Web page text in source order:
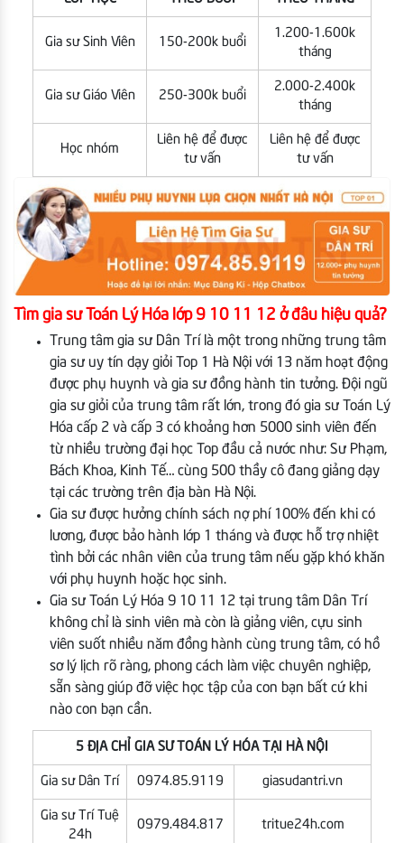
Gia sư Sinh Viên 150-200k buổi
1.200-1.600k
tháng
Gia sư Giáo Viên 250-300k buổi
2.000-2.400k
tháng
Học nhóm
Liên hệ để được
tư vấn
Liên hệ để được
tư vấn
Tìm gia sư Toán Lý Hóa lớp 9 10 11 12 ở đâu hiệu quả?
Trung tâm gia sư Dân Trí là một trong những trung tâm
gia sư uy tín dạy giỏi Top 1 Hà Nội với 13 năm hoạt động
được phụ huynh và gia sư đồng hành tin tưởng. Đội ngũ
gia sư giỏi của trung tâm rất lớn, trong đó gia sư Toán Lý
Hóa cấp 2 và cấp 3 có khoảng hơn 5000 sinh viên đến
từ nhiều trường đại học Top đầu cả nước như: Sư Phạm,
Bách Khoa, Kinh Tế… cùng 500 thầy cô đang giảng dạy
tại các trường trên địa bàn Hà Nội.
Gia sư được hưởng chính sách nợ phí 100% đến khi có
lương, được bảo hành lớp 1 tháng và được hỗ trợ nhiệt
tình bởi các nhân viên của trung tâm nếu gặp khó khăn
với phụ huynh hoặc học sinh.
Gia sư Toán Lý Hóa 9 10 11 12 tại trung tâm Dân Trí
không chỉ là sinh viên mà còn là giảng viên, cựu sinh
viên suốt nhiều năm đồng hành cùng trung tâm, có hồ
sơ lý lịch rõ ràng, phong cách làm việc chuyên nghiệp,
sẵn sàng giúp đỡ việc học tập của con bạn bất cứ khi
nào con bạn cần.
5 ĐỊA CHỈ GIA SƯ TOÁN LÝ HÓA TẠI HÀ NỘI
Gia sư Dân Trí 0974.85.9119 giasudantri.vn
Gia sư Trí Tuệ
24h
0979.484.817 tritue24h.com